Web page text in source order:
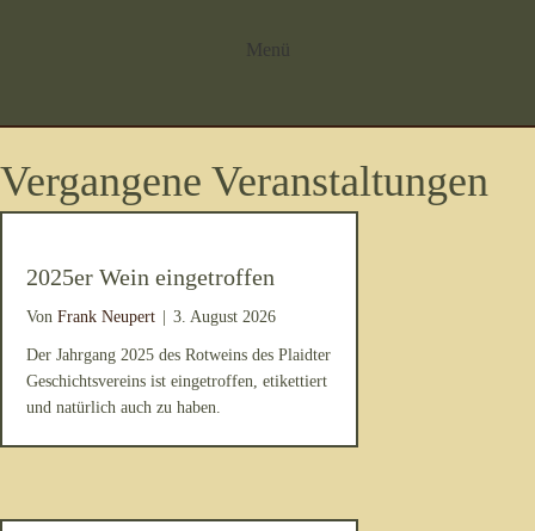
Menü
Vergangene Veranstaltungen
2025er Wein eingetroffen
Von Frank Neupert 3. August 2026
Der Jahrgang 2025 des Rotweins des Plaidter
Geschichtsvereins ist eingetroffen, etikettiert
und natürlich auch zu haben.